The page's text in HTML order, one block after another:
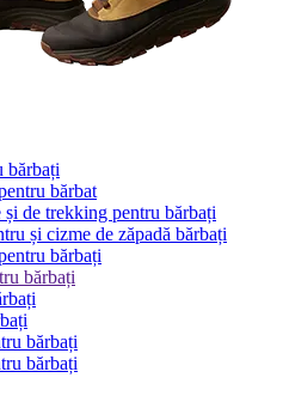
bărbați
bărbat
de trekking pentru bărbați
și cizme de zăpadă bărbați
bărbați
bărbați
bărbați
bărbați